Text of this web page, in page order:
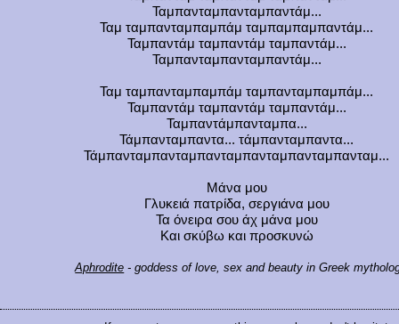
Ταμπανταμπανταμπαντάμ...
Ταμ ταμπανταμπαμπάμ ταμπαμπαμπαντάμ...
Ταμπαντάμ ταμπαντάμ ταμπαντάμ...
Ταμπανταμπανταμπαντάμ...
Ταμ ταμπανταμπαμπάμ ταμπανταμπαμπάμ...
Ταμπαντάμ ταμπαντάμ ταμπαντάμ...
Ταμπαντάμπανταμπα...
Τάμπανταμπαντα... τάμπανταμπαντα...
Τάμπανταμπανταμπανταμπανταμπανταμπανταμ...
Μάνα μου
Γλυκειά πατρίδα, σεργιάνα μου
Τα όνειρα σου άχ μάνα μου
Και σκύβω και προσκυνώ
Aphrodite - goddess of love, sex and beauty in Greek